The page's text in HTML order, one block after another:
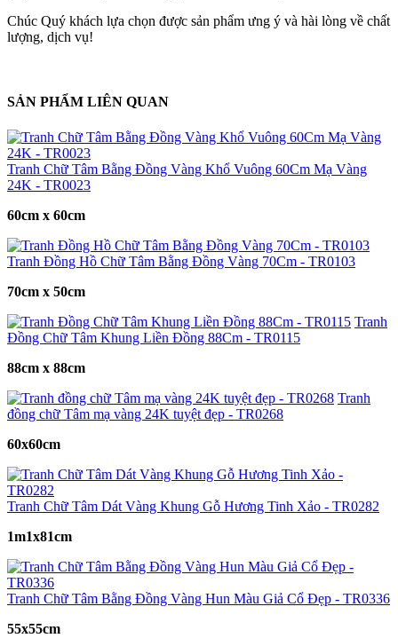
Chúc Quý khách lựa chọn được sản phẩm ưng ý và hài lòng về chất
lượng, dịch vụ!
SẢN PHẨM LIÊN QUAN
Tranh Chữ Tâm Bằng Đồng Vàng Khổ Vuông 60Cm Mạ Vàng
24K - TR0023
60cm x 60cm
Tranh Đồng Hồ Chữ Tâm Bằng Đồng Vàng 70Cm - TR0103
70cm x 50cm
Tranh
Đồng Chữ Tâm Khung Liền Đồng 88Cm - TR0115
88cm x 88cm
Tranh
đồng chữ Tâm mạ vàng 24K tuyệt đẹp - TR0268
60x60cm
Tranh Chữ Tâm Dát Vàng Khung Gỗ Hương Tinh Xảo - TR0282
1m1x81cm
Tranh Chữ Tâm Bằng Đồng Vàng Hun Màu Giả Cổ Đẹp - TR0336
55x55cm